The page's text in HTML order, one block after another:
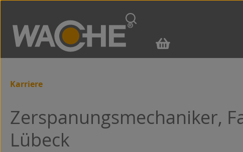
Zur Hauptnavigation springen
Karriere
Zerspanungsmechaniker,
Lübeck